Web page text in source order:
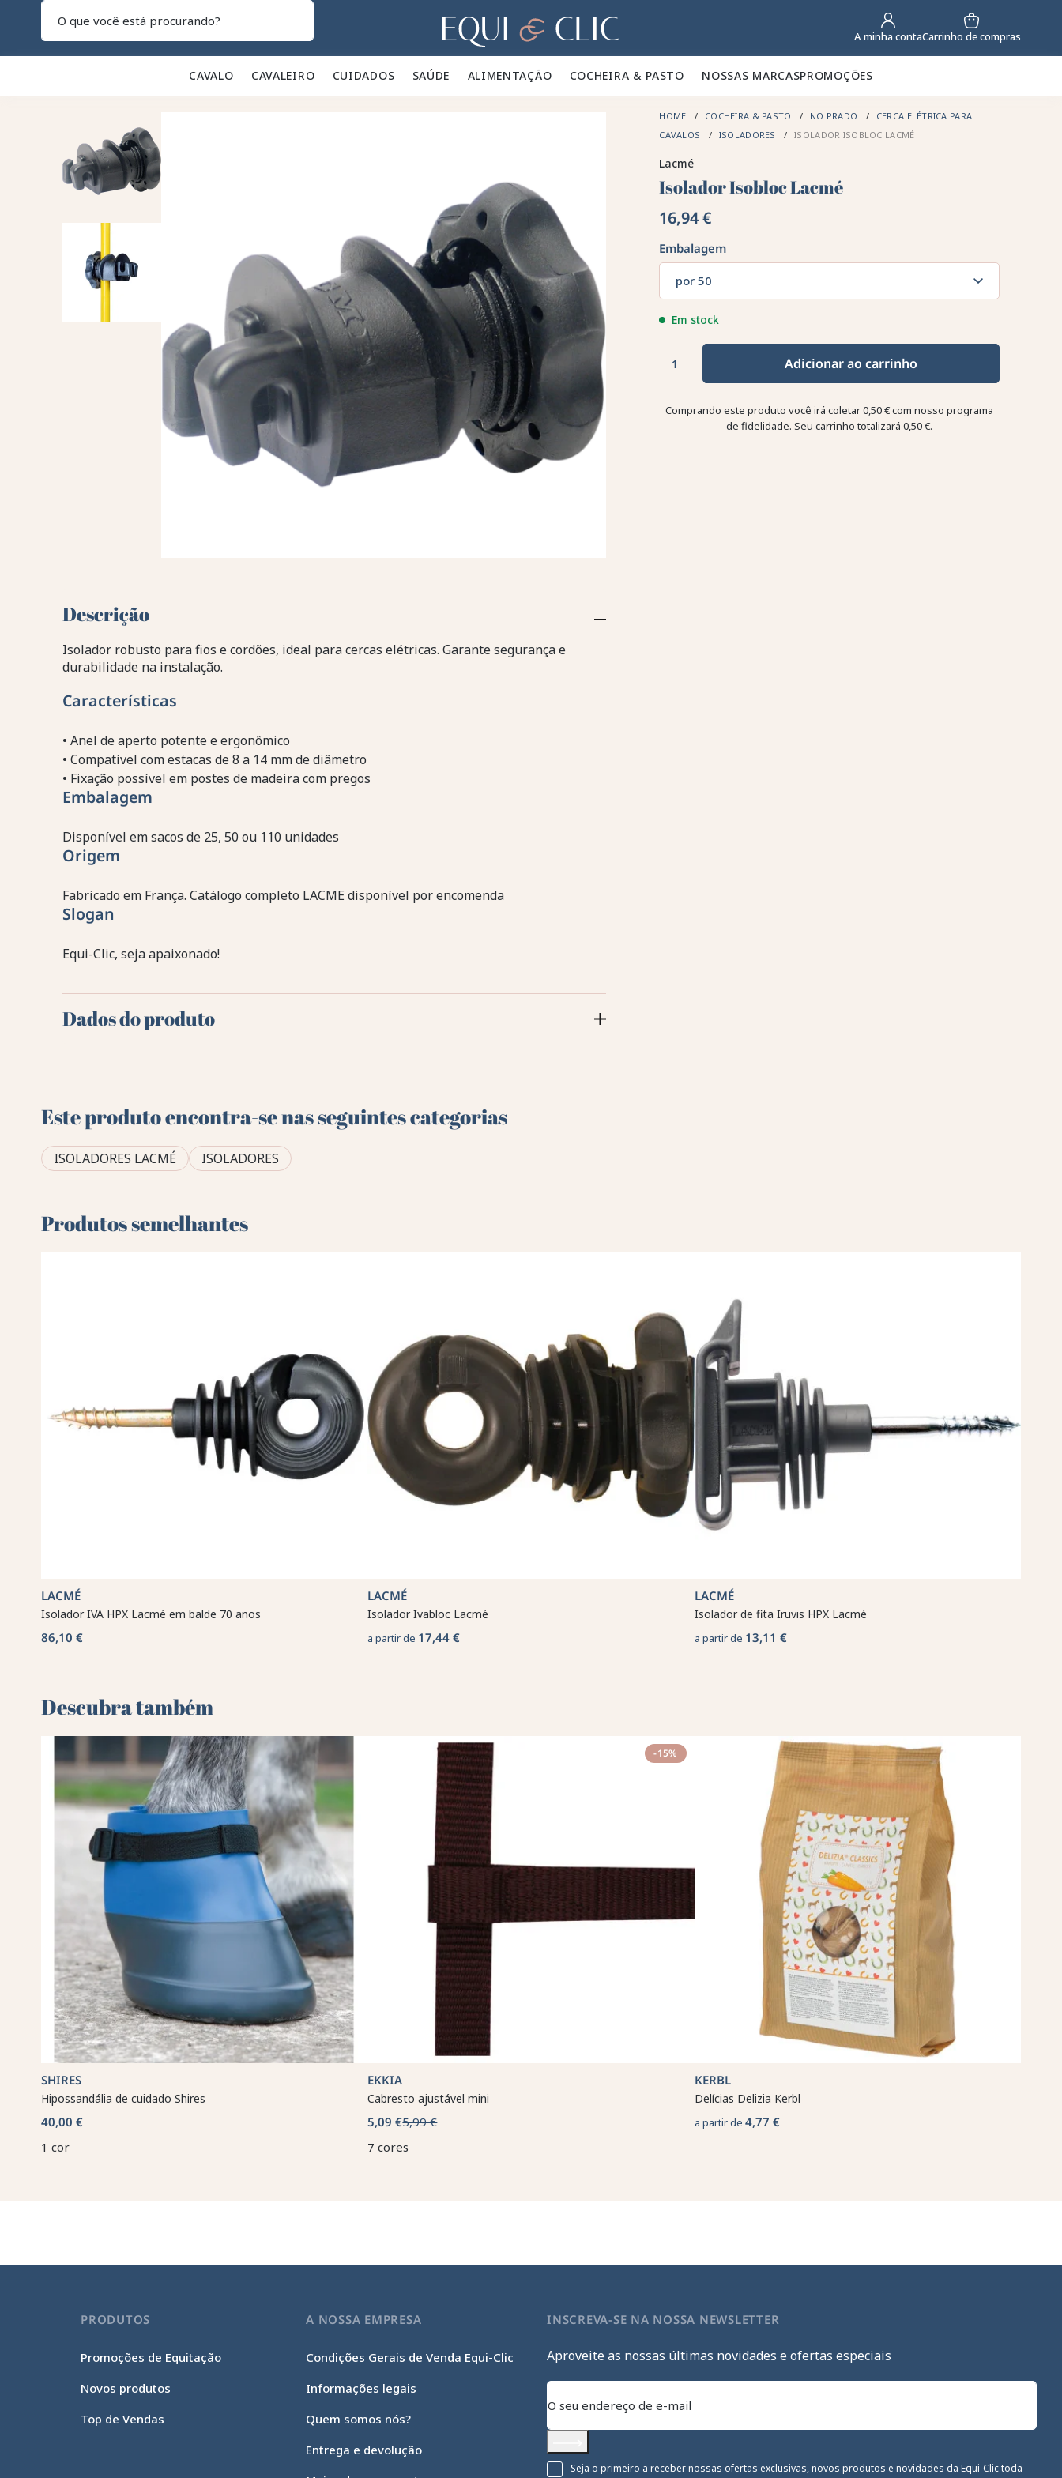
Lar A minha contaCarrinho de compras
CAVALO 🐎 CAVALEIRO 👕 CUIDADOS 🪮 SAÚDE ✨ ALIMENTAÇÃO 🥕 COCHEIRA & PASTO 🍃 NOSSAS MARCASPROMOÇÕES
HOME COCHEIRA & PASTO NO PRADO
CERCA ELÉTRICA PARA
CAVALOS
ISOLADORES ISOLADOR ISOBLOC LACMÉ
Lacmé
Isolador Isobloc Lacmé
16,94 €
Embalagem
por 50
Em stock
Adicionar ao carrinho
Comprando este produto você irá coletar0,50 €com nosso programa
de fidelidade. Seu carrinho totalizará0,50 €.
Descrição
Isolador robusto para fios e cordões, ideal para cercas elétricas. Garante segurança e
durabilidade na instalação.
Características
• Anel de aperto potente e ergonômico
• Compatível com estacas de 8 a 14 mm de diâmetro
• Fixação possível em postes de madeira com pregos
Embalagem
Disponível em sacos de 25, 50 ou 110 unidades
Origem
Fabricado em França. Catálogo completo LACME disponível por encomenda
Slogan
Equi-Clic, seja apaixonado!
Dados do produto
Este produto encontra-se nas seguintes categorias
ISOLADORES LACMÉ ISOLADORES
Produtos semelhantes
LACMÉ
Isolador IVA HPX Lacmé em balde 70 anos
86,10 €
LACMÉ
Isolador Ivabloc Lacmé
a partir de 17,44 €
LACMÉ
Isolador de fita Iruvis HPX Lacmé
a partir de 13,11 €
Descubra também 🌻
SHIRES
Hipossandália de cuidado Shires
40,00 €
1 cor
-15%
EKKIA
Cabresto ajustável mini
5,09 €5,99 €
7 cores
KERBL
Delícias Delizia Kerbl
a partir de 4,77 €
PRODUTOS
Promoções de Equitação
Novos produtos
Top de Vendas
A NOSSA EMPRESA
Condições Gerais de Venda Equi-Clic
Informações legais
Quem somos nós?
Entrega e devolução
INSCREVA-SE NA NOSSA NEWSLETTER
Aproveite as nossas últimas novidades e ofertas especiais
Subscrever
Seja o primeiro a receber nossas ofertas exclusivas, novos produtos e novidades da Equi-Clic toda